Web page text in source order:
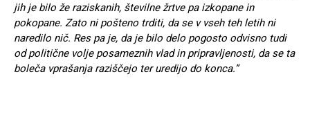
jih je bilo že raziskanih, številne žrtve pa izkopane in
pokopane. Zato ni pošteno trditi, da se v vseh teh letih ni
naredilo nič. Res pa je, da je bilo delo pogosto odvisno tudi
od politične volje posameznih vlad in pripravljenosti, da se ta
boleča vprašanja raziščejo ter uredijo do konca.”